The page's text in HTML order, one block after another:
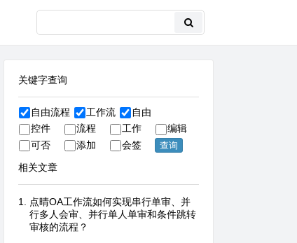
关键字查询
自由流程 工作流
自由
控件
流程 工作
编辑
可否
添加 会签
相关文章
点晴OA工作流如何实现串行单审、并
行多人会审、并行单人单审和条件跳转
审核的流程？